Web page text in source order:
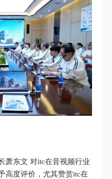
萧东文 对itc在音视频行业
高度评价，尤其赞赏itc在